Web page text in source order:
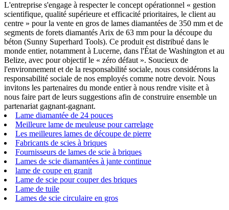
L'entreprise s'engage à respecter le concept opérationnel « gestion
scientifique, qualité supérieure et efficacité prioritaires, le client au
centre » pour la vente en gros de lames diamantées de 350 mm et de
segments de forets diamantés Arix de 63 mm pour la découpe du
béton (Sunny Superhard Tools). Ce produit est distribué dans le
monde entier, notamment à Lucerne, dans l'État de Washington et au
Belize, avec pour objectif le « zéro défaut ». Soucieux de
l'environnement et de la responsabilité sociale, nous considérons la
responsabilité sociale de nos employés comme notre devoir. Nous
invitons les partenaires du monde entier à nous rendre visite et à
nous faire part de leurs suggestions afin de construire ensemble un
partenariat gagnant-gagnant.
Lame diamantée de 24 pouces
Meilleure lame de meuleuse pour carrelage
Les meilleures lames de découpe de pierre
Fabricants de scies à briques
Fournisseurs de lames de scie à briques
Lames de scie diamantées à jante continue
lame de coupe en granit
Lame de scie pour couper des briques
Lame de tuile
Lames de scie circulaire en gros